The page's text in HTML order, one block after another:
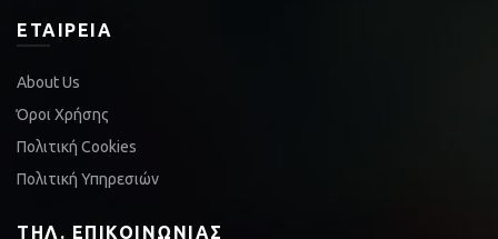
ΕΤΑΙΡΕΊΑ
About Us
Όροι Χρήσης
Πολιτική Cookies
Πολιτική Υπηρεσιών
ΤΗΛ. ΕΠΙΚΟΙΝΩΝΊΑΣ